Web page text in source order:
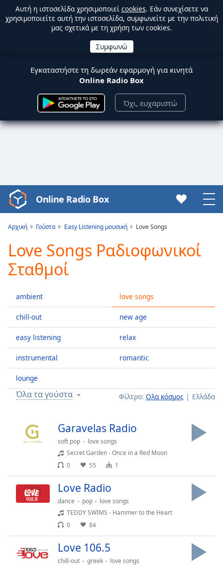
Αυτή η ιστοσελίδα χρησιμοποιεί cookies. Εάν συνεχίσετε να
χρησιμοποιείτε αυτή την ιστοσελίδα, συμφωνείτε με την πολιτική
μας σχετικά με τη χρήση των cookies.
Εγκαταστήστε τη δωρεάν εφαρμογή για κινητά
Online Radio Box
Όχι, ευχαριστώ
Video
Player
Play
Video
Play
Skip
Mute
Current
Time0:00
Duration-:-
Loaded:
0.00%
Stream
TypeLIVE
currently
LIVE
Chapters
Chapters
Online Radio Box
Αρχική Γούστα Easy Listening μουσική Love Songs
Love Songs Ραδιοφωνικοί
Σταθμοί
ambient
chill-out
easy listening
instrumental
lounge
love songs
new age
relax
romantic
Φίλτρο: Ολα κόσμος Ελλάδα
Όλα τα γούστα
Garavelas Radio
soft pop
love songs
Secret Garden - Once in a Red Moon
0
55 1
Love Radio
dance pop
love songs
TEDDY SWIMS - Hammer to the Heart
0
84
Love 106.5
chill-out greek
love songs